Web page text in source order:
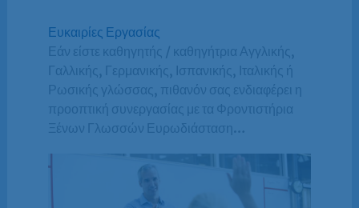
Ευκαιρίες Εργασίας
Εάν είστε καθηγητής / καθηγήτρια Αγγλικής,
Γαλλικής, Γερμανικής, Ισπανικής, Ιταλικής ή
Ρωσικής γλώσσας, πιθανόν σας ενδιαφέρει η
προοπτική συνεργασίας με τα Φροντιστήρια
Ξένων Γλωσσών Ευρωδιάσταση…